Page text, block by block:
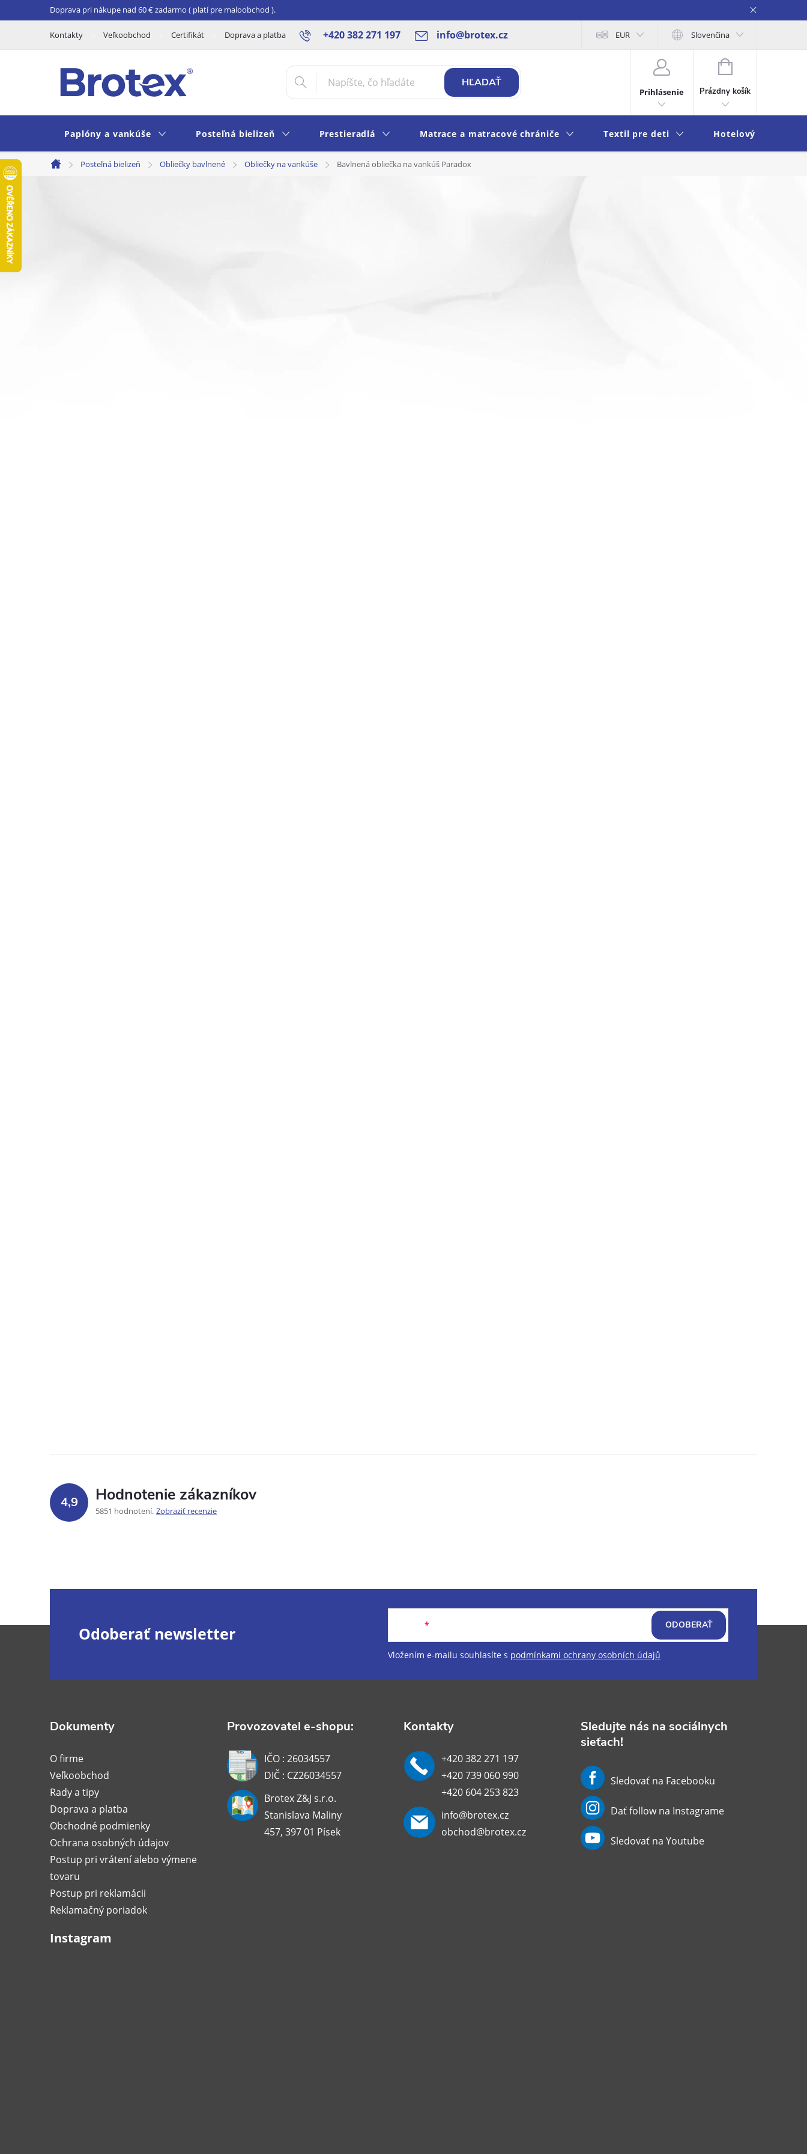
na
Doprava pri nákupe nad 60 € zadarmo ( platí pre maloobchod ).
+420 382 271 197 info@brotex.cz
Kontakty Veľkoobchod Certifikát Doprava a platba SK Blog Rady a tipy Obchodné podmienky Ochrana osobných údajov Moja objednávka
EUR Slovenčina
HĽADAŤ
Prihlásenie
NÁKUPNÝ
KOŠÍK
Prázdny košík
Paplóny a vankúše Posteľná bielizeň Prestieradlá Matrace a matracové chrániče Textil pre deti Hotelový textil
Domov
Posteľná bielizeň Obliečky bavlnené Obliečky na vankúše Bavlnená obliečka na vankúš Paradox
4,9 Hodnotenie zákazníkov
5851 hodnotení Zobraziť recenzie
Odoberať newsletter
Vložením e-mailu souhlasíte s podmínkami ochrany osobních údajů
ODOBERAŤ
Dokumenty
O firme
Veľkoobchod
Rady a tipy
Doprava a platba
Obchodné podmienky
Ochrana osobných údajov
Postup pri vrátení alebo výmene
tovaru
Postup pri reklamácii
Reklamačný poriadok
Provozovatel e-shopu:
IČO : 26034557
DIČ : CZ26034557
Brotex Z&J s.r.o.
Stanislava Maliny
457, 397 01 Písek
Kontakty
+420 382 271 197
+420 739 060 990
+420 604 253 823
info@brotex.cz
obchod@brotex.cz
Sledujte nás na sociálnych
sieťach!
Sledovať na Facebooku
Dať follow na Instagrame
Sledovať na Youtube
Instagram